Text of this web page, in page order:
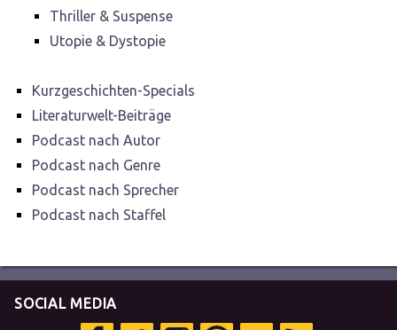
Thriller & Suspense
Utopie & Dystopie
Kurzgeschichten-Specials
Literaturwelt-Beiträge
Podcast nach Autor
Podcast nach Genre
Podcast nach Sprecher
Podcast nach Staffel
SOCIAL MEDIA